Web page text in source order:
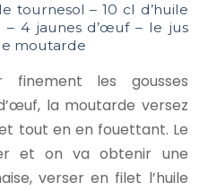
tournesol – 10 cl d’huile
– 4 jaunes d’œuf – le jus
moutarde
finement les gousses
la moutarde versez
tout en en fouettant. Le
et on va obtenir une
verser en filet l’huile